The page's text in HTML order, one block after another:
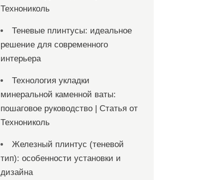
Технониколь
Теневые плинтусы: идеальное
решение для современного
интерьера
Технология укладки
минеральной каменной ваты:
пошаговое руководство | Статья от
Технониколь
Железный плинтус (теневой
тип): особенности установки и
дизайна